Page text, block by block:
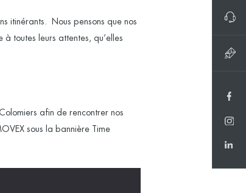
itinérants. Nous pensons que nos
toutes leurs attentes, qu’elles
afin de rencontrer nos
sous la bannière Time